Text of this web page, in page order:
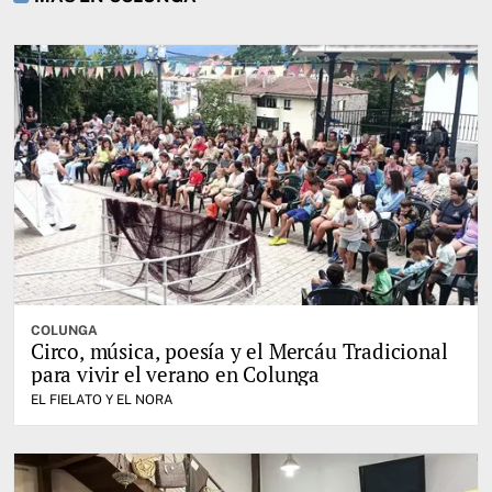
COLUNGA
Circo, música, poesía y el Mercáu Tradicional
para vivir el verano en Colunga
EL FIELATO Y EL NORA